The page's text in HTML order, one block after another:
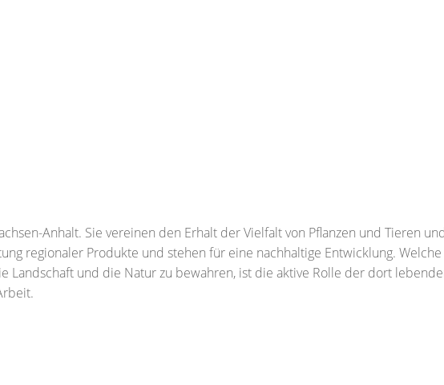
Anhalt. Sie vereinen den Erhalt der Vielfalt von Pflanzen und Tieren
regionaler Produkte und stehen für eine nachhaltige Entwicklung.
Landschaft und die Natur zu bewahren, ist die aktive Rolle der dort